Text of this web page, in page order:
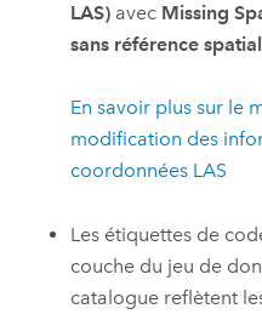
LAS) avec Missing
sans référence
En savoir plus sur le
modification des
coordonnées LAS
Les étiquettes de
couche du jeu de
catalogue reflètent